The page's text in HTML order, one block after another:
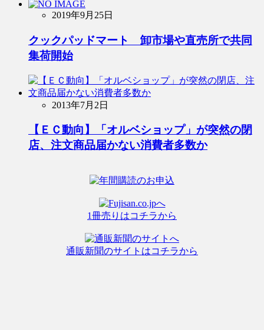
2019年9月25日
クックパッドマート 卸市場や直売所で共同
集荷開始
2013年7月2日
【ＥＣ動向】「オルベショップ」が突然の閉
店、注文商品届かない消費者多数か
1冊売りはコチラから
通販新聞のサイトはコチラから